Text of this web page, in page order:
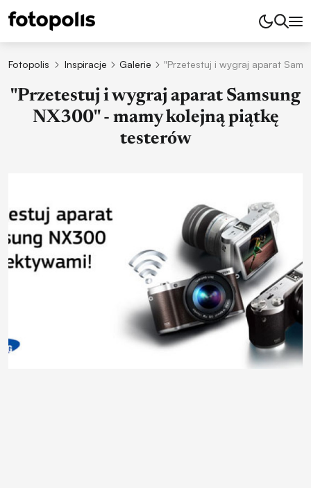
Fotopolis Inspiracje Galerie "Przetestuj i wygraj aparat
"Przetestuj i wygraj aparat Samsung
NX300" - mamy kolejną piątkę
testerów